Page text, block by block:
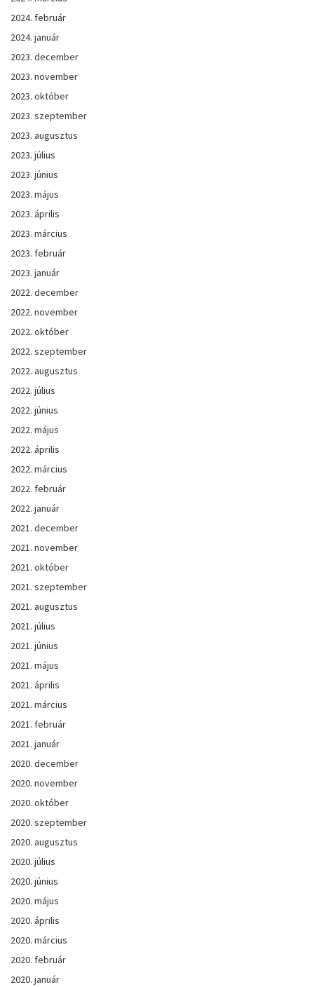
2024. február
2024. január
2023. december
2023. november
2023. október
2023. szeptember
2023. augusztus
2023. július
2023. június
2023. május
2023. április
2023. március
2023. február
2023. január
2022. december
2022. november
2022. október
2022. szeptember
2022. augusztus
2022. július
2022. június
2022. május
2022. április
2022. március
2022. február
2022. január
2021. december
2021. november
2021. október
2021. szeptember
2021. augusztus
2021. július
2021. június
2021. május
2021. április
2021. március
2021. február
2021. január
2020. december
2020. november
2020. október
2020. szeptember
2020. augusztus
2020. július
2020. június
2020. május
2020. április
2020. március
2020. február
2020. január